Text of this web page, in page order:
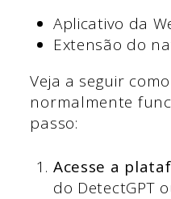
Aplicativo da
Extensão do
Veja a seguir
normalmente
passo:
Acesse a
do DetectGPT